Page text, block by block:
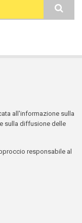
all'informazione sulla
sulla diffusione delle
responsabile al